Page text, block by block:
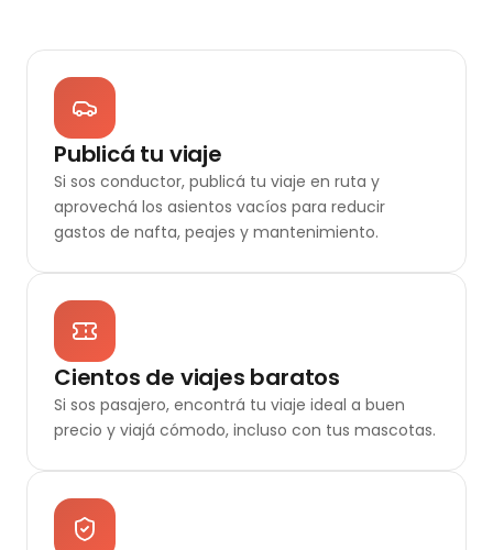
Publicá tu viaje
Si sos conductor, publicá tu viaje en ruta y
aprovechá los asientos vacíos para reducir
gastos de nafta, peajes y mantenimiento.
Cientos de viajes baratos
Si sos pasajero, encontrá tu viaje ideal a buen
precio y viajá cómodo, incluso con tus mascotas.